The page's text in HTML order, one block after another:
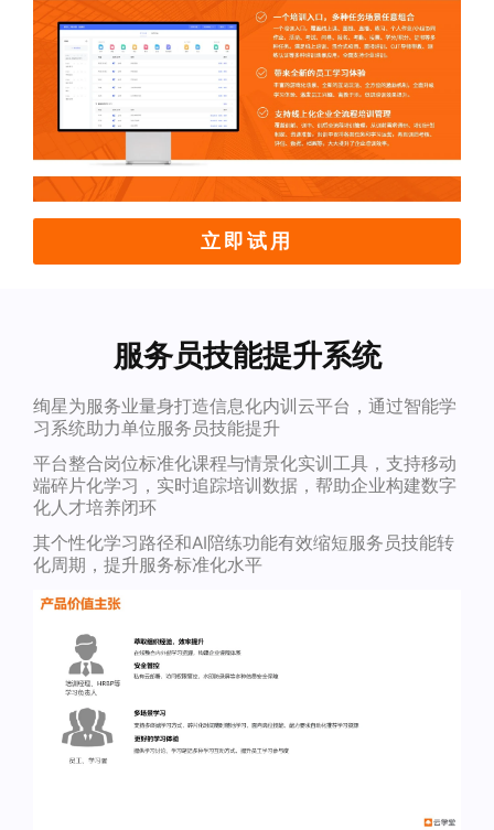
立即试用
服务员技能提升系统
绚星为服务业量身打造信息化内训云平台，通过智能学
习系统助力单位服务员技能提升
平台整合岗位标准化课程与情景化实训工具，支持移动
端碎片化学习，实时追踪培训数据，帮助企业构建数字
化人才培养闭环
其个性化学习路径和AI陪练功能有效缩短服务员技能转
化周期，提升服务标准化水平